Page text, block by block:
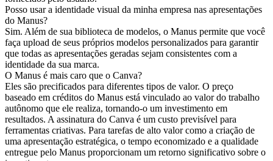
Posso usar a identidade visual da minha empresa nas apresentações
do Manus?
Sim. Além de sua biblioteca de modelos, o Manus permite que você
faça upload de seus próprios modelos personalizados para garantir
que todas as apresentações geradas sejam consistentes com a
identidade da sua marca.
O Manus é mais caro que o Canva?
Eles são precificados para diferentes tipos de valor. O preço
baseado em créditos do Manus está vinculado ao valor do trabalho
autônomo que ele realiza, tornando-o um investimento em
resultados. A assinatura do Canva é um custo previsível para
ferramentas criativas. Para tarefas de alto valor como a criação de
uma apresentação estratégica, o tempo economizado e a qualidade
entregue pelo Manus proporcionam um retorno significativo sobre o